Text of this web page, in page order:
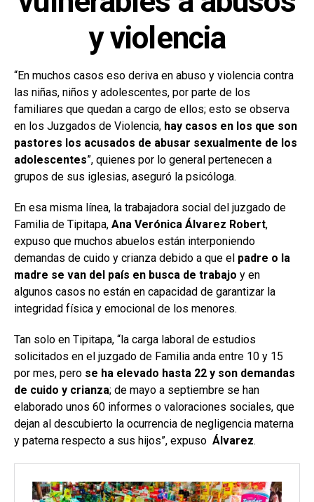
y violencia
“En muchos casos eso deriva en abuso y violencia contra
las niñas, niños y adolescentes, por parte de los
familiares que quedan a cargo de ellos; esto se observa
en los Juzgados de Violencia, hay casos en los que son
pastores los acusados de abusar sexualmente de los
adolescentes”, quienes por lo general pertenecen a
grupos de sus iglesias, aseguró la psicóloga.
En esa misma línea, la trabajadora social del juzgado de
Familia de Tipitapa, Ana Verónica Álvarez Robert,
expuso que muchos abuelos están interponiendo
demandas de cuido y crianza debido a que el padre o la
madre se van del país en busca de trabajo y en
algunos casos no están en capacidad de garantizar la
integridad física y emocional de los menores.
Tan solo en Tipitapa, “la carga laboral de estudios
solicitados en el juzgado de Familia anda entre 10 y 15
por mes, pero se ha elevado hasta 22 y son demandas
de cuido y crianza; de mayo a septiembre se han
elaborado unos 60 informes o valoraciones sociales, que
dejan al descubierto la ocurrencia de negligencia materna
y paterna respecto a sus hijos”, expuso Álvarez.